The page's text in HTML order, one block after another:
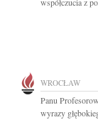
WROCŁAW
Panu
wyrazy